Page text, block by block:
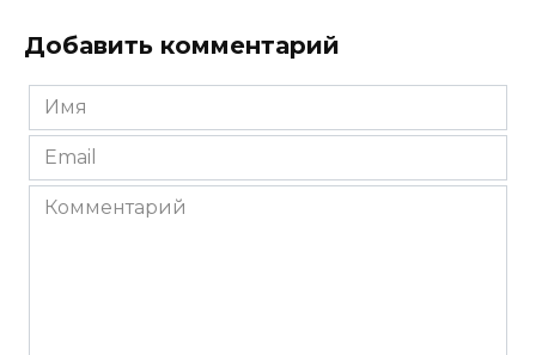
Добавить комментарий
Имя
*
Email
*
Комментарий